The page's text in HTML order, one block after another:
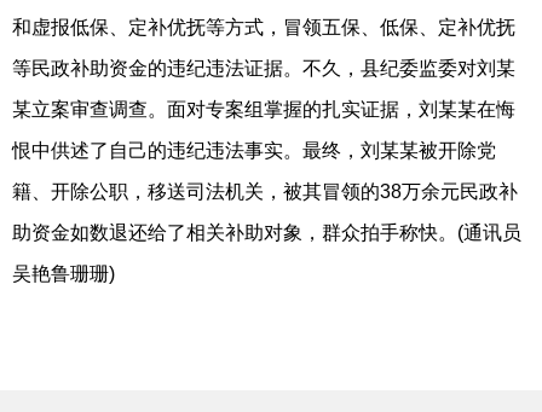
和虚报低保、定补优抚等方式，冒领五保、低保、定补优抚
等民政补助资金的违纪违法证据。不久，县纪委监委对刘某
某立案审查调查。面对专案组掌握的扎实证据，刘某某在悔
恨中供述了自己的违纪违法事实。最终，刘某某被开除党
籍、开除公职，移送司法机关，被其冒领的38万余元民政补
助资金如数退还给了相关补助对象，群众拍手称快。(通讯员
吴艳鲁珊珊)